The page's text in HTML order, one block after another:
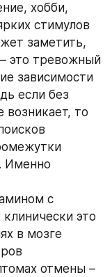
хобби,
стимулов
заметить,
это тревожный
зависимости
если без
возникает, то
Именно
с
это
в мозге
отмены –